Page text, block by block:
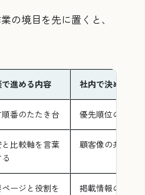
の境目を先に置くと、
進める内容 社内で決める内
番のたたき台 優先順位の決裁
比較軸を言葉
顧客像の共有
ージと役割を
掲載情報の提供